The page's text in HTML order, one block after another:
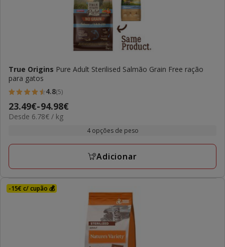
True Origins Pure Adult Sterilised Salmão Grain Free ração
para gatos
4.8
estrelas
com
avaliações
4.8(5)
Preço
de
a
23.49€-94.98€
6.78€
Desde 6.78€ / kg
4 opções de peso
Adicionar
-15€ c/ cupão 💰